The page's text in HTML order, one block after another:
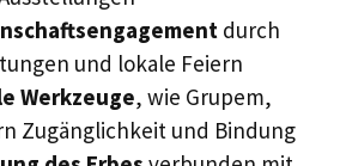
durch
und lokale Feiern
Werkzeuge, wie Grupem,
Zugänglichkeit und Bindung